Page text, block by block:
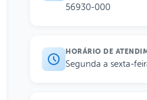
56930-000
HORÁRIO DE
Segunda a sexta-